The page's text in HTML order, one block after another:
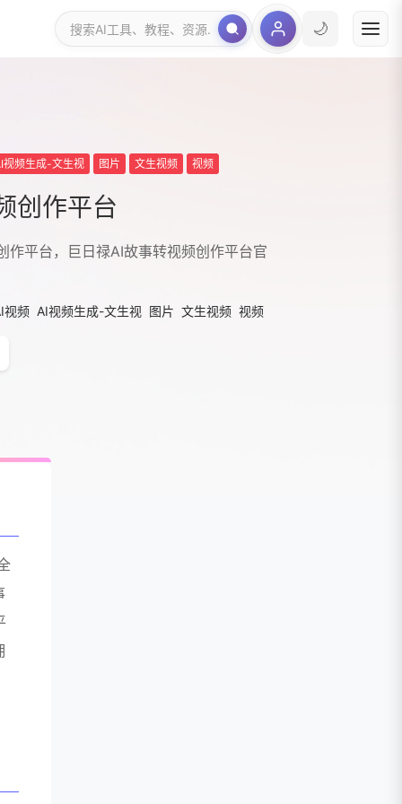
🌙
视频生成-文生视 图片 文生视频 视频
创作平台
作平台，巨日禄AI故事转视频创作平台官
视频 AI视频生成-文生视 图片 文生视频 视频